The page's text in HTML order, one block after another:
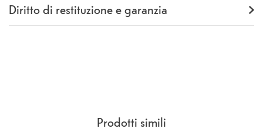
Altre caratteristiche
Bluetooth
Sì
mono
Micro USB
Diritto di restituzione e garanzia
Garanzia
24 mesi
Prodotti simili